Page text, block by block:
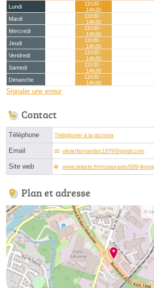
Lundi
11h30 -
14h30
Mardi
11h30 -
14h30
Mercredi
11h30 -
14h30
Jeudi
11h30 -
14h30
Vendredi
11h30 -
14h30
Samedi
11h30 -
14h30
Dimanche
11h30 -
14h30
Signaler une erreur
Contact
Téléphone Téléphoner à la pizzeria
Email olivierfernandes1979ⓐgmail.com
Site web www.delarte.fr/restaurants/589-
Plan et adresse
©